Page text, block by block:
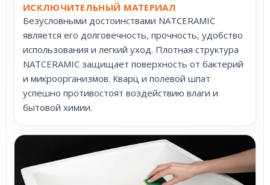
ИСКЛЮЧИТЕЛЬНЫЙ МАТЕРИАЛ
Безусловными достоинствами NATCERAMIC
является его долговечность, прочность, удобство
использования и легкий уход. Плотная структура
NATCERAMIC защищает поверхность от бактерий
и микроорганизмов. Кварц и полевой шпат
успешно противостоят воздействию влаги и
бытовой химии.